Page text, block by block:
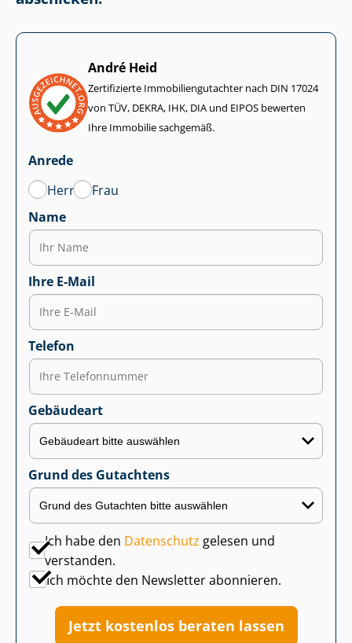
André Heid
Zertifizierte Im­mo­bi­li­en­gut­ach­ter nach DIN 17024
von TÜV, DEKRA, IHK, DIA und EIPOS bewerten
Ihre Immobilie sachgemäß.
Anrede
Herr
Frau
Name
Ihre E-Mail
Telefon
Gebäudeart
Grund des Gutachtens
Ich habe den Datenschutz gelesen und
verstanden.
Ich möchte den Newsletter abonnieren.
Jetzt kostenlos beraten lassen